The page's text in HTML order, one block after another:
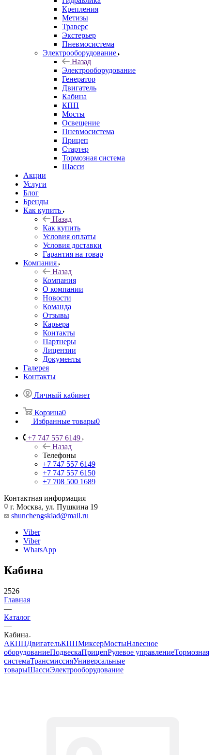
Крепления
Метизы
Траверс
Экстерьер
Пневмосистема
Электрооборудование
Назад
Электрооборудование
Генератор
Двигатель
Кабина
КПП
Мосты
Освещение
Пневмосистема
Прицеп
Стартер
Тормозная система
Шасси
Акции
Услуги
Блог
Бренды
Как купить
Назад
Как купить
Условия оплаты
Условия доставки
Гарантия на товар
Компания
Назад
Компания
О компании
Новости
Команда
Отзывы
Карьера
Контакты
Партнеры
Лицензии
Документы
Галерея
Контакты
Личный кабинет
Корзина0
Избранные товары0
+7 747 557 6149
Назад
Телефоны
+7 747 557 6149
+7 747 557 6150
+7 708 500 1689
Контактная информация
г. Москва, ул. Пушкина 19
shunchengsklad@mail.ru
Viber
Viber
WhatsApp
Кабина
2526
Главная
—
Каталог
—
Кабина
АКППДвигательКППМиксерМостыНавесное
оборудованиеПодвескаПрицепРулевое управлениеТормозная
системаТрансмиссияУниверсальные
товарыШассиЭлектрооборудование